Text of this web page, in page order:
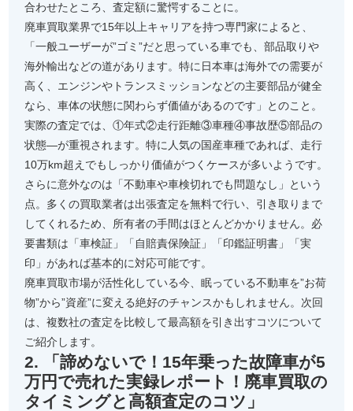
合わせたところ、査定額に驚愕することに。
廃車買取業界で15年以上キャリアを持つ専門家によると、
「一般ユーザーが”ゴミ”だと思っている車でも、部品取りや
海外輸出などの道があります。特に日本車は海外での需要が
高く、エンジンやトランスミッションなどの主要部品が健全
なら、車体の状態に関わらず価値があるのです」とのこと。
実際の査定では、①年式②走行距離③車種④事故歴⑤部品の
状態—が重視されます。特に人気の国産車種であれば、走行
10万km超えでもしっかり価値がつくケースが多いようです。
さらに意外なのは「不動車や車検切れでも問題なし」という
点。多くの買取業者は出張査定を無料で行い、引き取りまで
してくれるため、所有者の手間はほとんどかかりません。必
要書類は「車検証」「自賠責保険証」「印鑑証明書」「実
印」があれば基本的に対応可能です。
廃車買取市場が活性化している今、眠っている不動車を”お荷
物”から”資産”に変える絶好のチャンスかもしれません。次回
は、複数社の査定を比較して最高額を引き出すコツについて
ご紹介します。
2. 「諦めないで！15年乗った故障車が5
万円で売れた実録レポート！廃車買取の
タイミングと高額査定のコツ」